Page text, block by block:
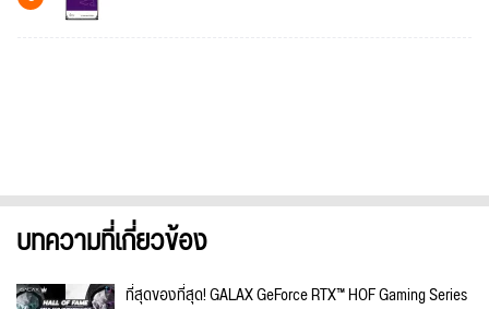
บทความที่เกี่ยวข้อง
ที่สุดของที่สุด! GALAX GeForce RTX™ HOF Gaming Series